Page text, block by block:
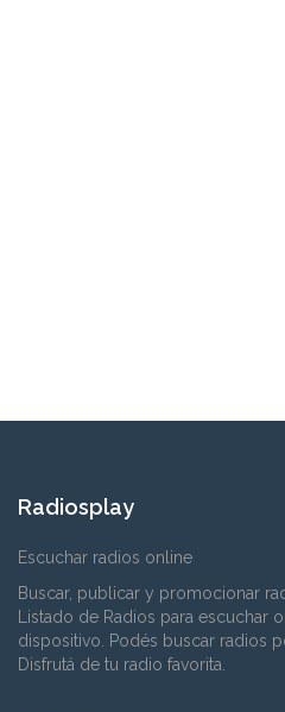
Radiosplay
Escuchar radios online
Buscar, publicar y promocionar
Listado de Radios para escuchar
dispositivo. Podés buscar radios
Disfrutá de tu radio favorita.